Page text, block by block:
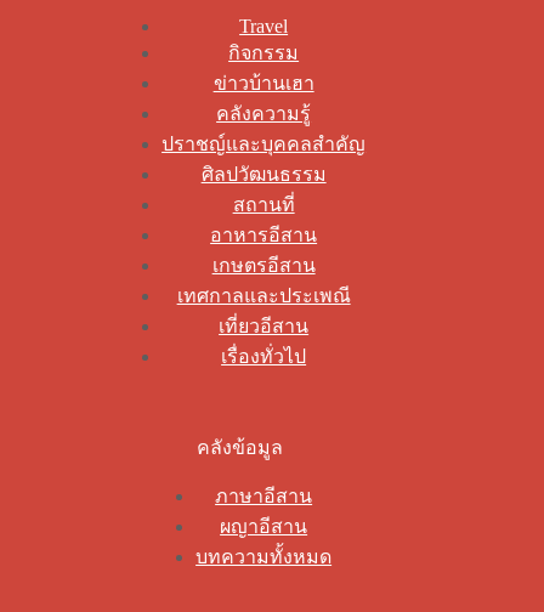
Travel
กิจกรรม
ข่าวบ้านเฮา
คลังความรู้
ปราชญ์และบุคคลสำคัญ
ศิลปวัฒนธรรม
สถานที่
อาหารอีสาน
เกษตรอีสาน
เทศกาลและประเพณี
เที่ยวอีสาน
เรื่องทั่วไป
คลังข้อมูล
ภาษาอีสาน
ผญาอีสาน
บทความทั้งหมด